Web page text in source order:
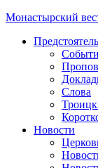
Монастырский
Предстоятель
Слова
Новости